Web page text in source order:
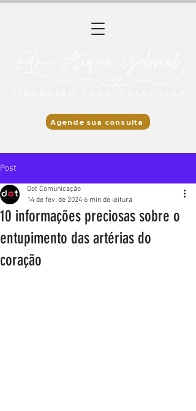
Agende sua consulta
Post
10 informações preciosas sobre o
entupimento das artérias do
coração
Dot Comunicação
14 de fev. de 2024 6 min de leitura